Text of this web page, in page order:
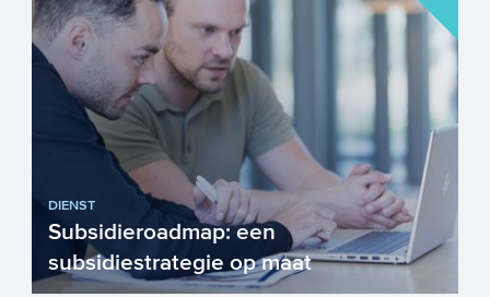
DIENST
Subsidieroadmap: een
subsidiestrategie op maat